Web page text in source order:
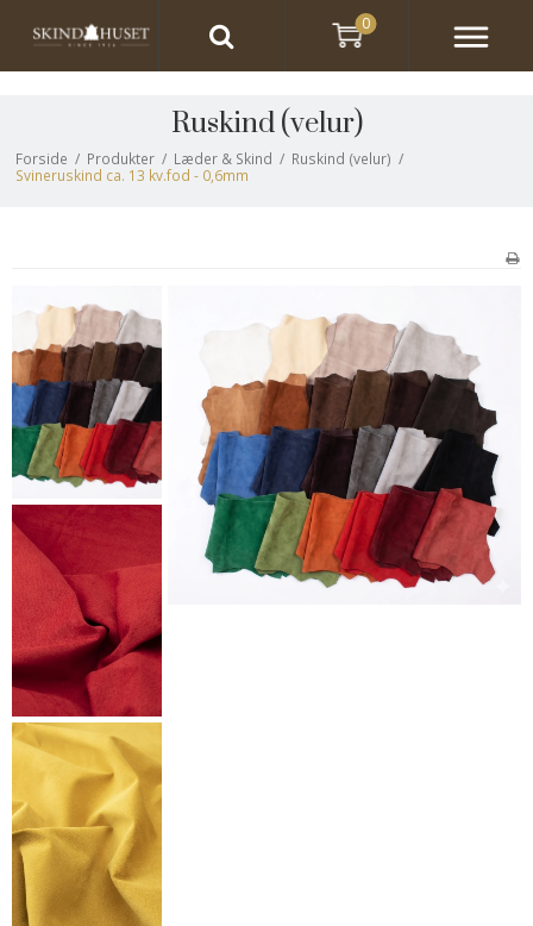
Ruskind (velur)
Forside / Produkter / Læder & Skind / Ruskind (velur) /
Svineruskind ca. 13 kv.fod - 0,6mm
0